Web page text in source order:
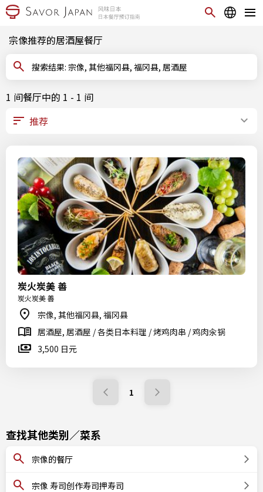
宗像推荐的居酒屋餐厅
搜索结果: 宗像, 其他福冈县, 福冈县, 居酒屋
1 间餐厅中的 1 - 1 间
炭火炭美 善
炭火炭美 善
宗像, 其他福冈县, 福冈县
居酒屋, 居酒屋 / 各类日本料理 / 烤鸡肉串 / 鸡肉汆锅
3,500 日元
1
查找其他类别／菜系
宗像的餐厅
宗像 寿司创作寿司押寿司